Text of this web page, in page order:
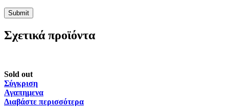
Σχετικά προϊόντα
Sold out
Σύγκριση
Αγαπημενα
Διαβάστε περισσότερα